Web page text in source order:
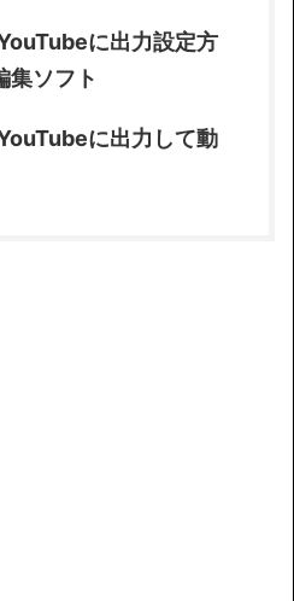
に出力設定方
集ソフト
に出力して動